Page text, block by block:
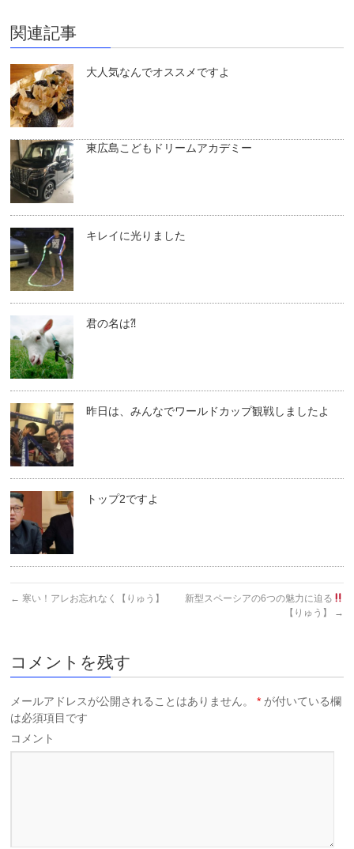
関連記事
大人気なんでオススメですよ
東広島こどもドリームアカデミー
キレイに光りました
君の名は⁈
昨日は、みんなでワールドカップ観戦しましたよ
トップ2ですよ
← 寒い！アレお忘れなく【りゅう】
新型スペーシアの6つの魅力に迫る
【りゅう】
→
コメントを残す
メールアドレスが公開されることはありません。 * が付いている欄
は必須項目です
コメント